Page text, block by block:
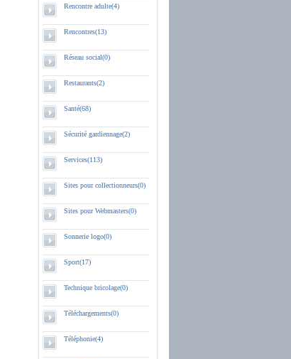
Rencontre adulte(4)
Rencontres(13)
Réseau social(0)
Restaurants(2)
Santé(68)
Sécurité gardiennage(2)
Services(113)
Sites pour collectionneurs(0)
Sites pour Webmasters(0)
Sonnerie logo(0)
Sport(17)
Technique bricolage(0)
Téléchargements(0)
Téléphonie(4)